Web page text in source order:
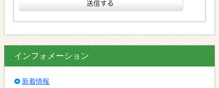
インフォメーション
新着情報